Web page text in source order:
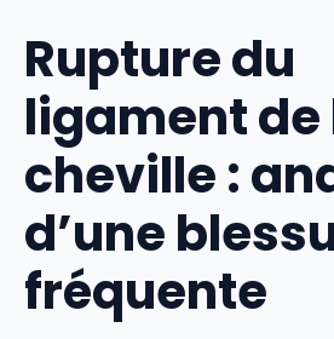
Rupture du
ligament de
cheville :
d’une
fréquente